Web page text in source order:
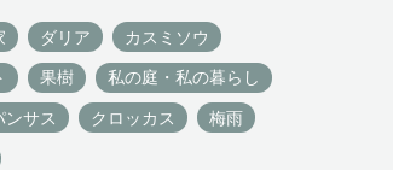
ダリア カスミソウ
果樹 私の庭・私の暮らし
ンサス クロッカス 梅雨